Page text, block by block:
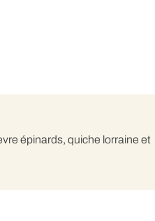
épinards, quiche lorraine et